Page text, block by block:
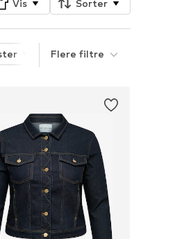
Vis Sorter
Produktets egenskaber
Flere filtre